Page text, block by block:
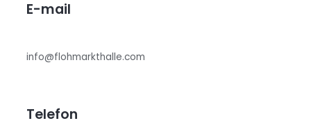
E-mail
info@flohmarkthalle.com
Telefon